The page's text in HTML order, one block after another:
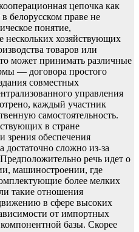
цепочка как
белорусском праве не
понятие,
нескольких хозяйствующих
товаров или
может принимать различные
— договора простого
совместных
управления
каждый участник
самостоятельность.
в стране
зрения обеспечения
достаточно сложно из-за
речь идет о
машиностроении, где
более мелких
такие отношения
в сфере высоких
от импортных
базы. Скорее